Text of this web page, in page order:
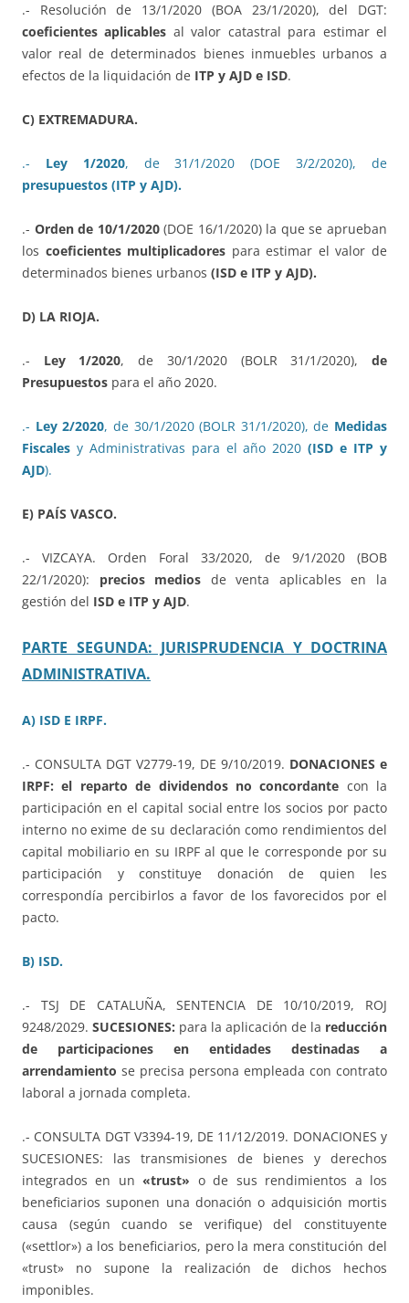
.- Resolución de 13/1/2020 (BOA 23/1/2020), del DGT:
coeficientes aplicables al valor catastral para estimar el
valor real de determinados bienes inmuebles urbanos a
efectos de la liquidación de ITP y AJD e ISD.
C) EXTREMADURA.
.- Ley 1/2020, de 31/1/2020 (DOE 3/2/2020), de
presupuestos (ITP y AJD).
.- Orden de 10/1/2020(DOE 16/1/2020) la que se aprueban
los coeficientes multiplicadores para estimar el valor de
determinados bienes urbanos (ISD e ITP y AJD).
D) LA RIOJA.
.- Ley 1/2020, de 30/1/2020 (BOLR 31/1/2020),de
Presupuestos para el año 2020.
.- Ley 2/2020, de 30/1/2020 (BOLR 31/1/2020), de Medidas
Fiscales y Administrativas para el año 2020(ISD e ITP y
AJD).
E) PAÍS VASCO.
.- VIZCAYA. Orden Foral 33/2020, de 9/1/2020 (BOB
22/1/2020): precios medios de venta aplicables en la
gestión del ISD e ITP y AJD.
PARTE SEGUNDA: JURISPRUDENCIA Y DOCTRINA
ADMINISTRATIVA.
A) ISD E IRPF.
.- CONSULTA DGT V2779-19, DE 9/10/2019. DONACIONES e
IRPF: el reparto de dividendos no concordante con la
participación en el capital social entre los socios por pacto
interno no exime de su declaración como rendimientos del
capital mobiliario en su IRPF al que le corresponde por su
participación y constituye donación de quien les
correspondía percibirlos a favor de los favorecidos por el
pacto.
B) ISD.
.- TSJ DE CATALUÑA, SENTENCIA DE 10/10/2019, ROJ
9248/2029. SUCESIONES: para la aplicación de la reducción
de participaciones en entidades destinadas a
arrendamiento se precisa persona empleada con contrato
laboral a jornada completa.
.- CONSULTA DGT V3394-19, DE 11/12/2019. DONACIONES y
SUCESIONES: las transmisiones de bienes y derechos
integrados en un«trust» o de sus rendimientos a los
beneficiarios suponen una donación o adquisición mortis
causa (según cuando se verifique) del constituyente
(«settlor») a los beneficiarios, pero la mera constitución del
«trust» no supone la realización de dichos hechos
imponibles.